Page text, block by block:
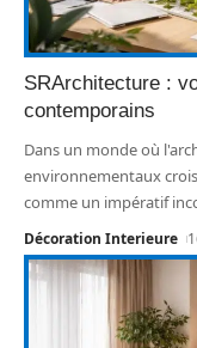
SRArchitecture :
contemporains
Dans un monde où
environnementaux
comme un impératif
Décoration Interieure